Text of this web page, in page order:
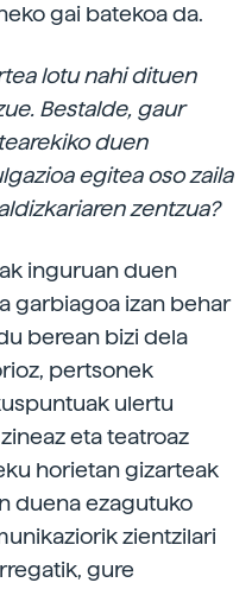
gai batekoa da.
lotu nahi dituen
Bestalde, gaur
duen
egitea oso zaila
zentzua?
inguruan duen
garbiagoa izan behar
berean bizi dela
pertsonek
ulertu
eta teatroaz
horietan gizarteak
duena ezagutuko
zientzilari
gure